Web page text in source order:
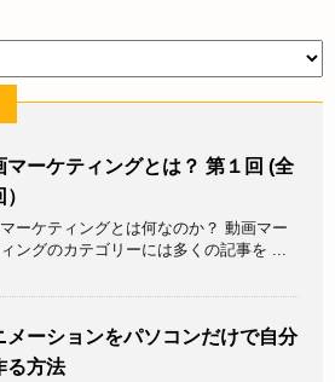
マーケティングとは？ 第１回 (全
ーケティングとは何なのか？ 動画マー
ングのカテゴリーには多くの記事を ...
メーションをパソコンだけで自分
る方法